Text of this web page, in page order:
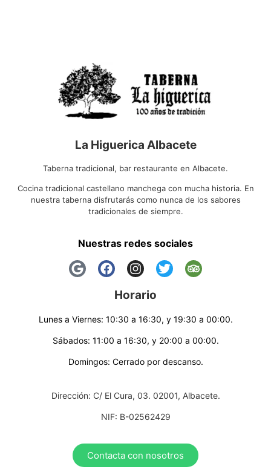
La Higuerica Albacete
Taberna tradicional, bar restaurante en Albacete.
Cocina tradicional castellano manchega con mucha historia. En
nuestra taberna disfrutarás como nunca de los sabores
tradicionales de siempre.
Nuestras redes sociales
Horario
Lunes a Viernes: 10:30 a 16:30, y 19:30 a 00:00.
Sábados: 11:00 a 16:30, y 20:00 a 00:00.
Domingos: Cerrado por descanso.
Dirección: C/ El Cura, 03. 02001, Albacete.
NIF: B-02562429
Contacta con nosotros